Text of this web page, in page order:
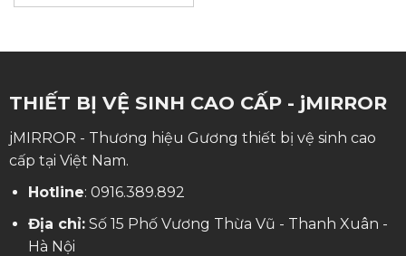
THIẾT BỊ VỆ SINH CAO CẤP - jMIRROR
jMIRROR - Thương hiệu Gương thiết bị vệ sinh cao
cấp tại Việt Nam.
Hotline: 0916.389.892
Địa chỉ:Số 15 Phố Vương Thừa Vũ - Thanh Xuân -
Hà Nội